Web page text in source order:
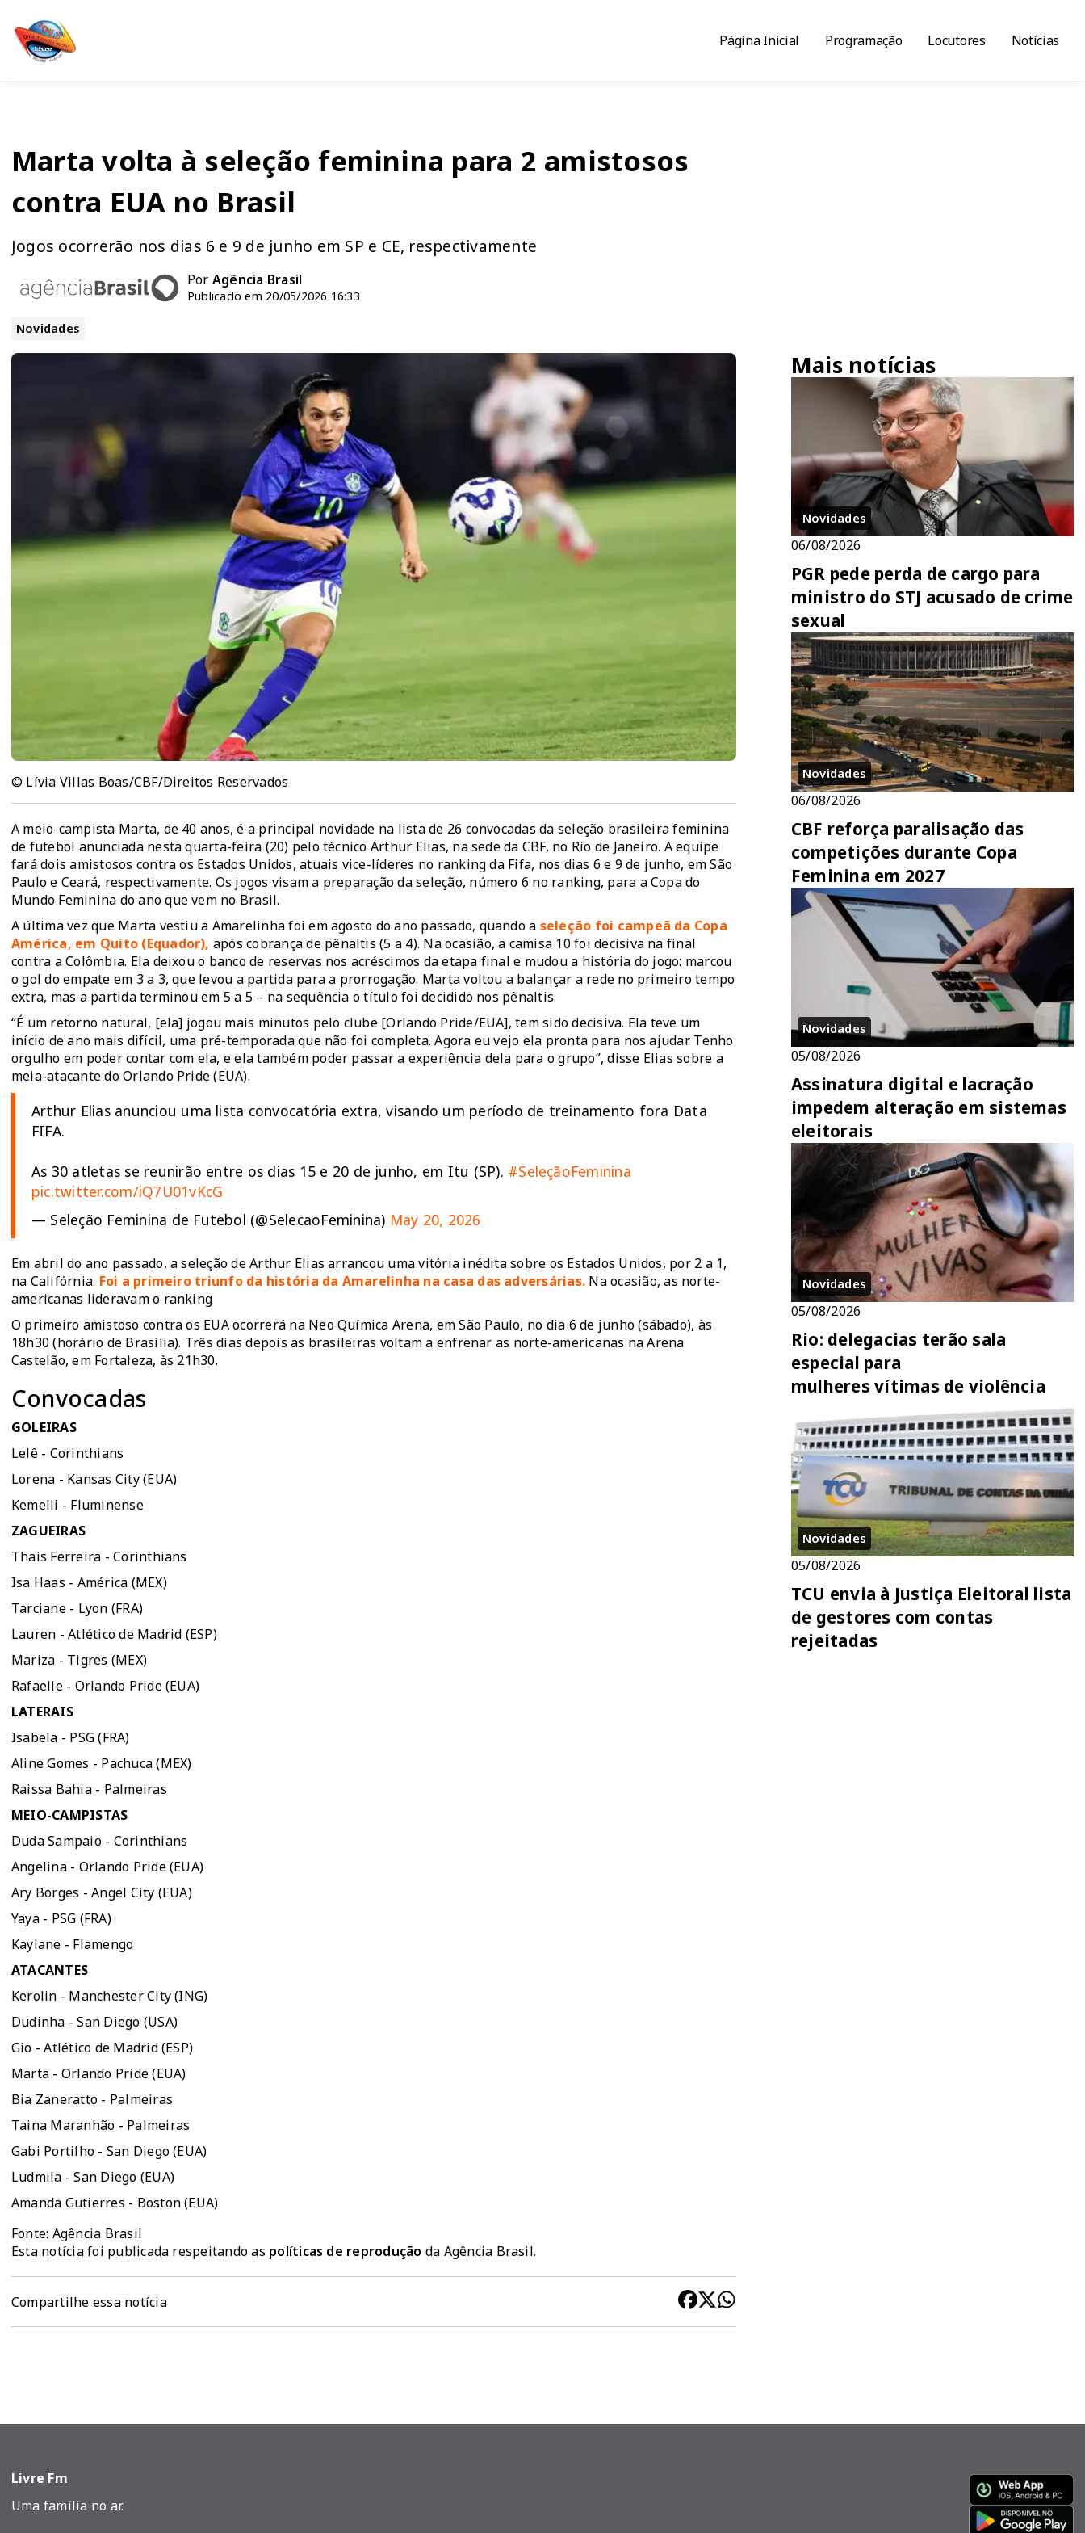
Página Inicial Programação Locutores Notícias
Marta volta à seleção feminina para 2 amistosos
contra EUA no Brasil
Jogos ocorrerão nos dias 6 e 9 de junho em SP e CE, respectivamente
Por Agência Brasil
Publicado em 20/05/2026 16:33
Novidades
© Lívia Villas Boas/CBF/Direitos Reservados
A meio-campista Marta, de 40 anos, é a principal novidade na lista de 26 convocadas da seleção brasileira feminina
de futebol anunciada nesta quarta-feira (20) pelo técnico Arthur Elias, na sede da CBF, no Rio de Janeiro. A equipe
fará dois amistosos contra os Estados Unidos, atuais vice-líderes no ranking da Fifa, nos dias 6 e 9 de junho, em São
Paulo e Ceará, respectivamente. Os jogos visam a preparação da seleção, número 6 no ranking, para a Copa do
Mundo Feminina do ano que vem no Brasil.
A última vez que Marta vestiu a Amarelinha foi em agosto do ano passado, quando a seleção foi campeã da Copa
América, em Quito (Equador), após cobrança de pênaltis (5 a 4). Na ocasião, a camisa 10 foi decisiva na final
contra a Colômbia. Ela deixou o banco de reservas nos acréscimos da etapa final e mudou a história do jogo: marcou
o gol do empate em 3 a 3, que levou a partida para a prorrogação. Marta voltou a balançar a rede no primeiro tempo
extra, mas a partida terminou em 5 a 5 – na sequência o título foi decidido nos pênaltis.
“É um retorno natural, [ela] jogou mais minutos pelo clube [Orlando Pride/EUA], tem sido decisiva. Ela teve um
início de ano mais difícil, uma pré-temporada que não foi completa. Agora eu vejo ela pronta para nos ajudar. Tenho
orgulho em poder contar com ela, e ela também poder passar a experiência dela para o grupo”, disse Elias sobre a
meia-atacante do Orlando Pride (EUA).
Arthur Elias anunciou uma lista convocatória extra, visando um período de treinamento fora Data
FIFA.
As 30 atletas se reunirão entre os dias 15 e 20 de junho, em Itu (SP). #SeleçãoFeminina
pic.twitter.com/iQ7U01vKcG
— Seleção Feminina de Futebol (@SelecaoFeminina) May 20, 2026
Em abril do ano passado, a seleção de Arthur Elias arrancou uma vitória inédita sobre os Estados Unidos, por 2 a 1,
na Califórnia. Foi a primeiro triunfo da história da Amarelinha na casa das adversárias. Na ocasião, as norte-
americanas lideravam o ranking
O primeiro amistoso contra os EUA ocorrerá na Neo Química Arena, em São Paulo, no dia 6 de junho (sábado), às
18h30 (horário de Brasília). Três dias depois as brasileiras voltam a enfrenar as norte-americanas na Arena
Castelão, em Fortaleza, às 21h30.
Convocadas
GOLEIRAS
Lelê - Corinthians
Lorena - Kansas City (EUA)
Kemelli - Fluminense
ZAGUEIRAS
Thais Ferreira - Corinthians
Isa Haas - América (MEX)
Tarciane - Lyon (FRA)
Lauren - Atlético de Madrid (ESP)
Mariza - Tigres (MEX)
Rafaelle - Orlando Pride (EUA)
LATERAIS
Isabela - PSG (FRA)
Aline Gomes - Pachuca (MEX)
Raissa Bahia - Palmeiras
MEIO-CAMPISTAS
Duda Sampaio - Corinthians
Angelina - Orlando Pride (EUA)
Ary Borges - Angel City (EUA)
Yaya - PSG (FRA)
Kaylane - Flamengo
ATACANTES
Kerolin - Manchester City (ING)
Dudinha - San Diego (USA)
Gio - Atlético de Madrid (ESP)
Marta - Orlando Pride (EUA)
Bia Zaneratto - Palmeiras
Taina Maranhão - Palmeiras
Gabi Portilho - San Diego (EUA)
Ludmila - San Diego (EUA)
Amanda Gutierres - Boston (EUA)
Fonte: Agência Brasil
Esta notícia foi publicada respeitando as políticas de reprodução da Agência Brasil.
Compartilhe essa notícia
Mais notícias
Novidades
06/08/2026
PGR pede perda de cargo para
ministro do STJ acusado de crime
sexual
Novidades
06/08/2026
CBF reforça paralisação das
competições durante Copa
Feminina em 2027
Novidades
05/08/2026
Assinatura digital e lacração
impedem alteração em sistemas
eleitorais
Novidades
05/08/2026
Rio: delegacias terão sala
especial para
mulheres vítimas de violência
Novidades
05/08/2026
TCU envia à Justiça Eleitoral lista
de gestores com contas
rejeitadas
Livre Fm
Uma família no ar.